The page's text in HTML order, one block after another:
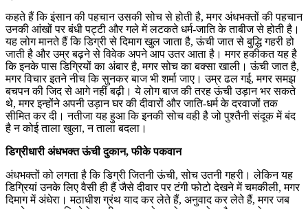
कहते हैं कि इंसान की पहचान उसकी सोच से होती है, मगर अंधभक्तों की पहचान
उनकी आंखों पर बंधी पट्टी और गले में लटकते धर्म-जाति के ताबीज से होती है।
यह लोग मानते हैं कि डिग्री से दिमाग खुल जाता है, ऊंची जात से बुद्धि गहरी हो
जाती है और उम्र बढ़ने से विवेक अपने आप उतर आता है। मगर हकीकत यह है
कि इनके पास डिग्रियों का अंबार है, मगर सोच का बक्सा खाली। ऊंची जात है,
मगर विचार इतने नीच कि सुनकर बाज भी शर्मा जाए। उम्र ढल गई, मगर समझ
बचपन की जिद से आगे नहीं बढ़ी। ये लोग बाज की तरह ऊंची उड़ान भर सकते
थे, मगर इन्होंने अपनी उड़ान घर की दीवारों और जाति-धर्म के दरवाजों तक
सीमित कर दी। नतीजा यह हुआ कि इनकी सोच वही है जो पुश्तैनी संदूक में बंद
है न कोई ताला खुला, न ताला बदला।
डिग्रीधारी अंधभक्त ऊंची दुकान, फीके पकवान
अंधभक्तों को लगता है कि डिग्री जितनी ऊंची, सोच उतनी गहरी। लेकिन यह
डिग्रियां उनके लिए वैसी ही हैं जैसे दीवार पर टंगी फोटो देखने में चमकीली, मगर
दिमाग में अंधेरा। मठाधीश ग्रंथ याद कर लेते हैं, अनुवाद कर लेते हैं, मगर जब